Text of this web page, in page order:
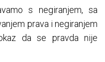
s negiranjem, sa
prava i negiranjem
da se pravda nije